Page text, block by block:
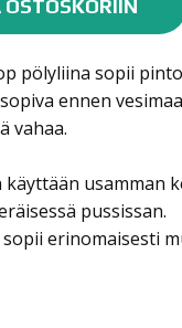
OSTOSKORIIN
pölyliina sopii
ennen
vahaa.
käyttään usamman
pussissan.
erinomaisesti